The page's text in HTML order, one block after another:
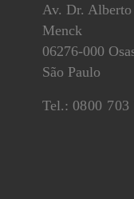
Av. Dr.
Menck
06276-000
São Paulo
Tel.: 0800 703